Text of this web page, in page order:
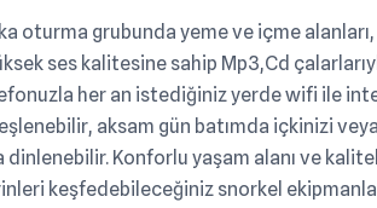
oturma grubunda yeme ve içme
ses kalitesine sahip Mp3,Cd
her an istediğiniz yerde wifi ile
aksam gün batımda içkinizi
Konforlu yaşam alanı ve
keşfedebileceğiniz snorkel